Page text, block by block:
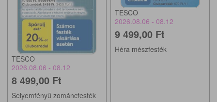
TESCO
2026.08.06 - 08.12
8 499,00 Ft
Selyemfényű zománcfesték
TESCO
2026.08.06 - 08.12
9 499,00 Ft
Héra mészfesték